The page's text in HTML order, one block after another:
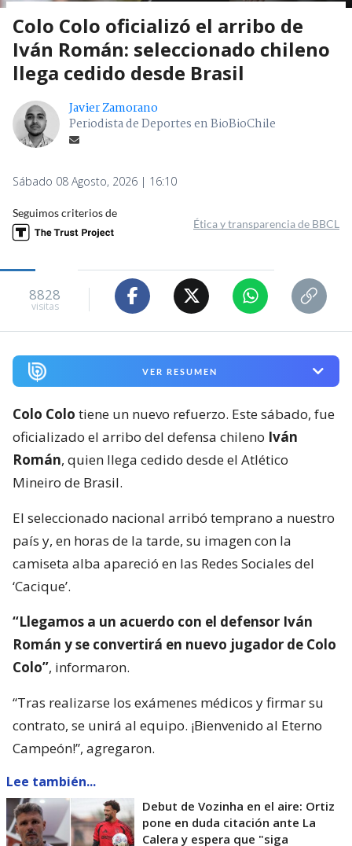
Colo Colo oficializó el arribo de
Iván Román: seleccionado chileno
llega cedido desde Brasil
Javier Zamorano
Periodista de Deportes en BioBioChile
Sábado 08 Agosto, 2026 | 16:10
Seguimos criterios de
Ética y transparencia de BBCL
8828
visitas
VER RESUMEN
Colo Colo tiene un nuevo refuerzo. Este sábado, fue
oficializado el arribo del defensa chileno Iván
Román, quien llega cedido desde el Atlético
Mineiro de Brasil.
El seleccionado nacional arribó temprano a nuestro
país y, en horas de la tarde, su imagen con la
camiseta alba apareció en las Redes Sociales del
‘Cacique’.
“Llegamos a un acuerdo con el defensor Iván
Román y se convertirá en nuevo jugador de Colo
Colo”, informaron.
“Tras realizarse los exámenes médicos y firmar su
contrato, se unirá al equipo. ¡Bienvenido al Eterno
Campeón!”, agregaron.
Lee también...
Debut de Vozinha en el aire: Ortiz
pone en duda citación ante La
Calera y espera que "siga